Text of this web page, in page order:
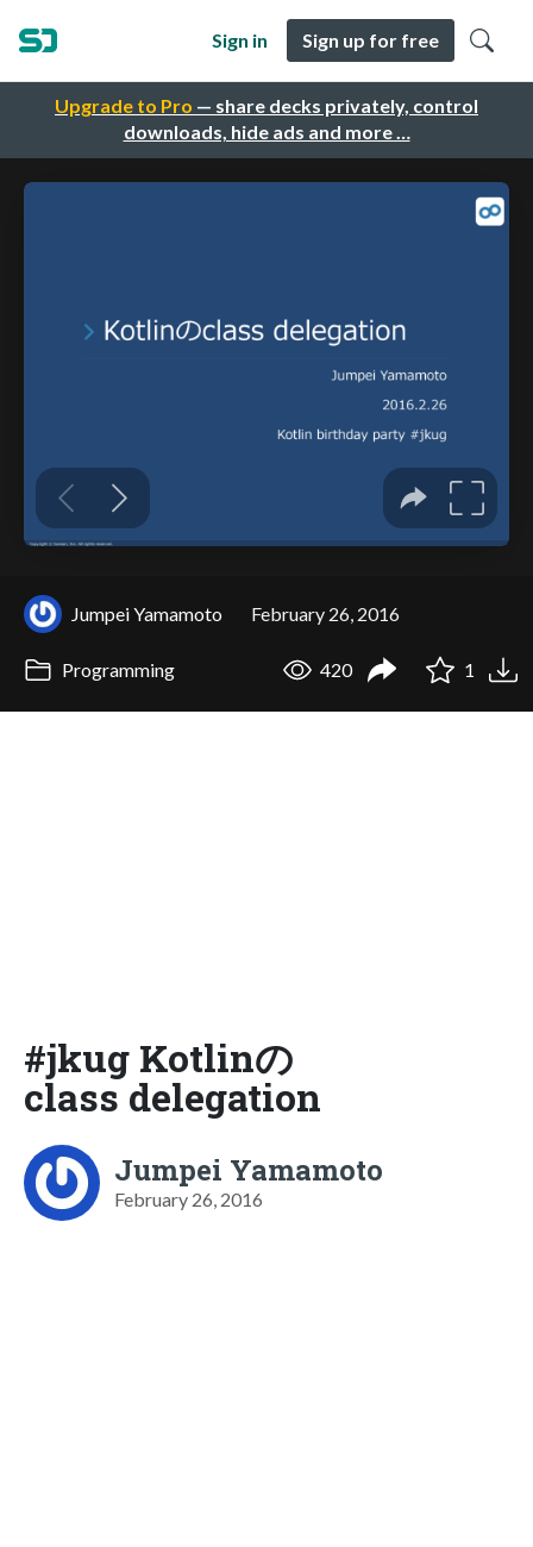
Upgrade to Pro — share decks privately, control
downloads, hide ads and more …
Sign in Sign up for free
Jumpei Yamamoto February 26, 2016
Programming 420 1
#jkug Kotlinの
class delegation
Jumpei Yamamoto
February 26, 2016